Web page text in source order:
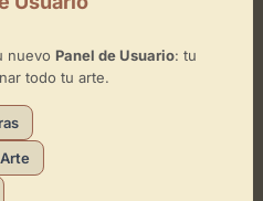
de Zaragoza
interactuar
nuevo Panel de Usuario: tu
todo tu arte.